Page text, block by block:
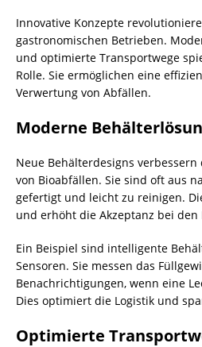
Innovative Konzepte
gastronomischen Betrieben.
und optimierte Transportwege
Rolle. Sie ermöglichen eine
Verwertung von Abfällen.
Moderne
Neue Behälterdesigns
von Bioabfällen. Sie sind oft aus
gefertigt und leicht zu reinigen.
und erhöht die Akzeptanz bei
Ein Beispiel sind intelligente
Sensoren. Sie messen das
Benachrichtigungen, wenn eine
Dies optimiert die Logistik und
Optimierte